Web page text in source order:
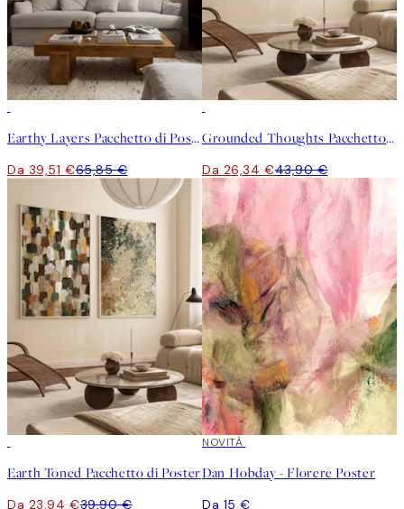
Earthy Layers Pacchetto di Poster
Da 39,51 €65,85 €
Grounded Thoughts Pacchetto di Poster
Da 26,34 €43,90 €
Earth Toned Pacchetto di Poster
Da 23,94 €39,90 €
NOVITÀ
Dan Hobday - Florere Poster
Da 15 €